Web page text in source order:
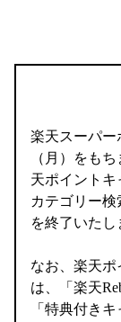
楽天スーパー
（月）をも
天ポイント
カテゴリー
を終了いたし
なお、楽天ポ
は、「楽天
「特典付き